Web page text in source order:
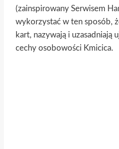
(zainspirowany Serwisem
wykorzystać w ten sposób,
kart, nazywają i uzasadniają
cechy osobowości Kmicica.